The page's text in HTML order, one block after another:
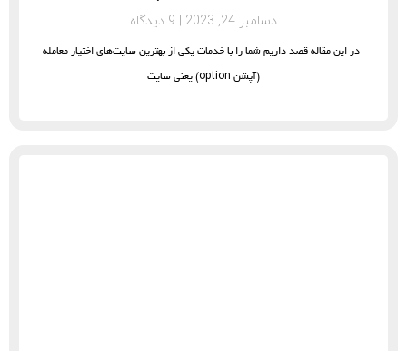
دسامبر 24, 2023 9 دیدگاه
در این مقاله قصد داریم شما را با خدمات یکی از بهترین سایت‌های اختیار معامله
(آپشن option) یعنی سایت